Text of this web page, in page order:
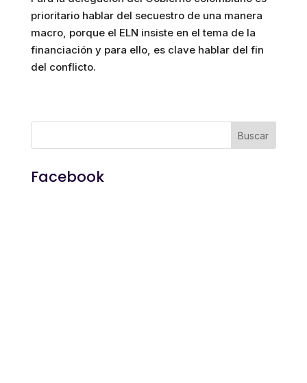
prioritario hablar del secuestro de una manera
macro, porque el ELN insiste en el tema de la
financiación y para ello, es clave hablar del fin
del conflicto.
Facebook